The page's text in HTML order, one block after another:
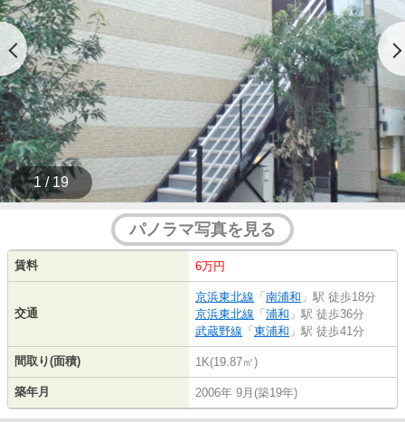
1 / 19
パノラマ写真を見る
賃料 6万円
交通
京浜東北線 「南浦和 」駅 徒歩18分
京浜東北線 「浦和 」駅 徒歩36分
武蔵野線 「東浦和 」駅 徒歩41分
間取り(面積) 1K(19.87㎡)
築年月 2006年 9月(築19年)